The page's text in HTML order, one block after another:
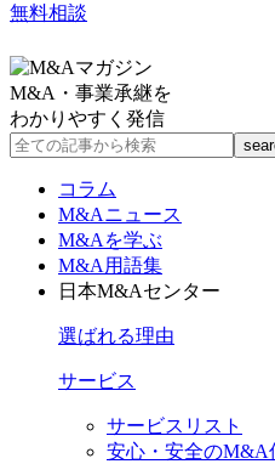
無料相談
M&A・事業承継を
わかりやすく発信
コラム
M&Aニュース
M&Aを学ぶ
M&A用語集
日本M&Aセンター
選ばれる理由
サービス
サービスリスト
安心・安全のM&A